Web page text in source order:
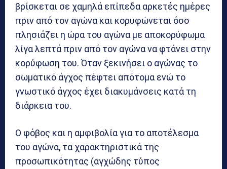
βρίσκεται σε χαμηλά επίπεδα αρκετές ημέρες
πριν από τον αγώνα και κορυφώνεται όσο
πλησιάζει η ώρα του αγώνα με αποκορύφωμα
λίγα λεπτά πριν από τον αγώνα να φτάνει στην
κορύφωση του. Όταν ξεκινήσει ο αγώνας το
σωματικό άγχος πέφτει απότομα ενώ το
γνωστικό άγχος έχει διακυμάνσεις κατά τη
διάρκεια του.
Ο φόβος και η αμφιβολία για το αποτέλεσμα
του αγώνα, τα χαρακτηριστικά της
προσωπικότητας (αγχώδης τύπος